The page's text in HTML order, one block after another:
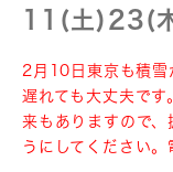
11(土)23(木
2月10日東京も積雪
遅れても大丈夫で
来もありますので、
うにしてください。